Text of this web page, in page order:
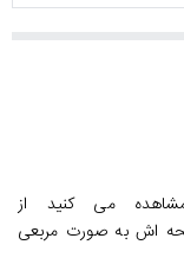
می کنید از
اش به صورت مربعی